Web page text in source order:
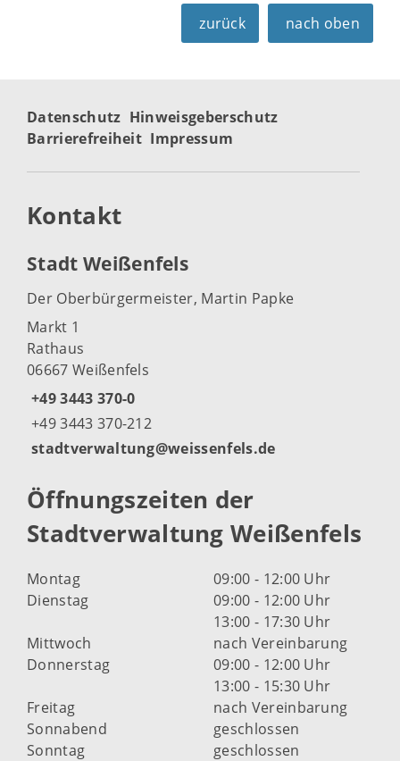
zurück nach oben
Datenschutz Hinweisgeberschutz
Barrierefreiheit Impressum
Kontakt
Stadt Weißenfels
Der Oberbürgermeister, Martin Papke
Markt 1
Rathaus
06667 Weißenfels
+49 3443 370-0
+49 3443 370-212
stadtverwaltung@weissenfels.de
Öffnungszeiten der
Stadtverwaltung Weißenfels
Montag
09:00 - 12:00 Uhr
Dienstag
09:00 - 12:00 Uhr
13:00 - 17:30 Uhr
Mittwoch
nach Vereinbarung
Donnerstag
09:00 - 12:00 Uhr
13:00 - 15:30 Uhr
Freitag
nach Vereinbarung
Sonnabend
geschlossen
Sonntag
geschlossen